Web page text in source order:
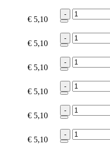
€ 5,10
-
€ 5,10
-
€ 5,10
-
€ 5,10
-
€ 5,10
-
€ 5,10
-